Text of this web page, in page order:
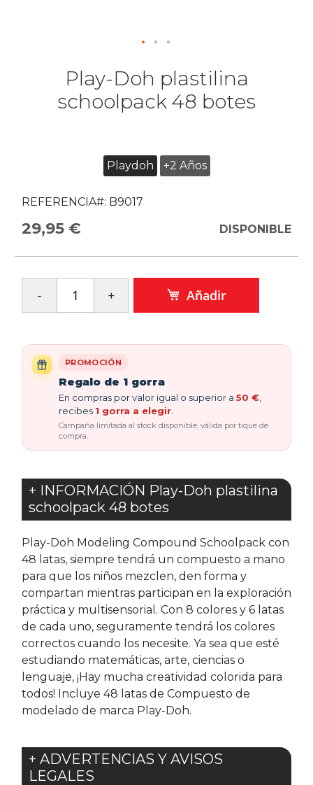
Play-Doh plastilina
schoolpack 48 botes
Playdoh +2 Años
REFERENCIA#: B9017
29,95 € DISPONIBLE
Añadir
PROMOCIÓN
Regalo de 1 gorra
En compras por valor igual o superior a 50 €
recibes 1 gorra a elegir
Campaña limitada al stock disponible, válida por tique de
compra.
+ INFORMACIÓN Play-Doh plastilina
schoolpack 48 botes
Play-Doh Modeling Compound Schoolpack con
48 latas, siempre tendrá un compuesto a mano
para que los niños mezclen, den forma y
compartan mientras participan en la exploración
práctica y multisensorial. Con 8 colores y 6 latas
de cada uno, seguramente tendrá los colores
correctos cuando los necesite. Ya sea que esté
estudiando matemáticas, arte, ciencias o
lenguaje, ¡Hay mucha creatividad colorida para
todos! Incluye 48 latas de Compuesto de
modelado de marca Play-Doh.
+ ADVERTENCIAS Y AVISOS
LEGALES